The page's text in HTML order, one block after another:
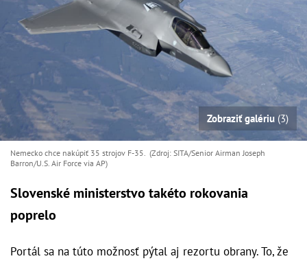
Zobraziť galériu (3)
Nemecko chce nakúpiť 35 strojov F-35. (Zdroj: SITA/Senior Airman Joseph
Barron/U.S. Air Force via AP)
Slovenské ministerstvo takéto rokovania
poprelo
Portál sa na túto možnosť pýtal aj rezortu obrany. To, že